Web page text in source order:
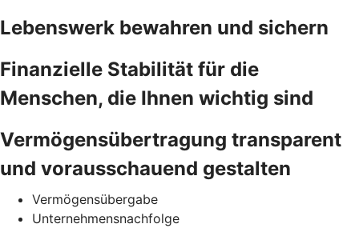
Lebenswerk bewahren und sichern
Finanzielle Stabilität für die
Menschen, die Ihnen wichtig sind
Vermögensübertragung transparent
und vorausschauend gestalten
Vermögensübergabe
Unternehmensnachfolge